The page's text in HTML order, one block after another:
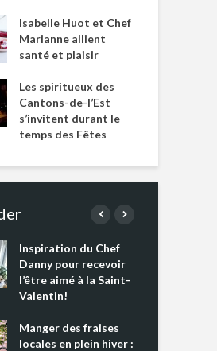
Isabelle Huot et Chef
Marianne allient
santé et plaisir
Les spiritueux des
Cantons-de-l’Est
s’invitent durant le
temps des Fêtes
Inspiration du Chef
Danny pour recevoir
l’être aimé à la Saint-
Valentin!
Manger des fraises
locales en plein hiver :